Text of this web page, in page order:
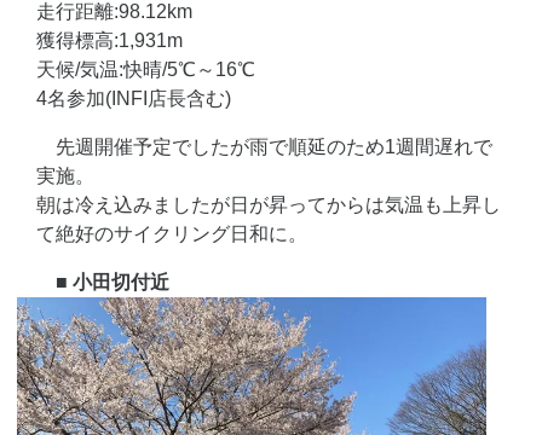
走行距離:98.12km
獲得標高:1,931m
天候/気温:快晴/5℃～16℃
4名参加(INFI店長含む)
先週開催予定でしたが雨で順延のため1週間遅れで
実施。
朝は冷え込みましたが日が昇ってからは気温も上昇し
て絶好のサイクリング日和に。
■ 小田切付近